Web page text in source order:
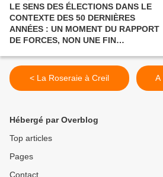
LE SENS DES ÉLECTIONS DANS LE
CONTEXTE DES 50 DERNIÈRES
ANNÉES : UN MOMENT DU RAPPORT
DE FORCES, NON UNE FIN
< La Roseraie à Creil
Hébergé par Overblog
Top articles
Pages
Contact